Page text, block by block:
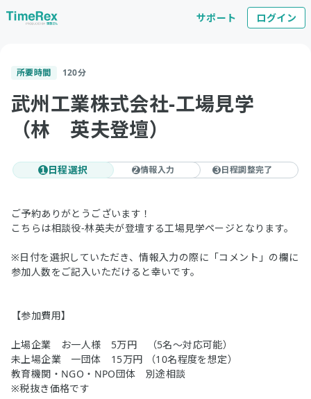
サポート ログイン
所要時間 120分
武州工業株式会社-工場見学
（林 英夫登壇）
1 日程選択 2情報入力 3 日程調整完了
ご予約ありがとうございます！
こちらは相談役-林英夫が登壇する工場見学ページとなります。
※日付を選択していただき、情報入力の際に「コメント」の欄に
参加人数をご記入いただけると幸いです。
【参加費用】
上場企業 お一人様 5万円 （5名～対応可能）
未上場企業 一団体 15万円 （10名程度を想定）
教育機関・NGO・NPO団体 別途相談
※税抜き価格です